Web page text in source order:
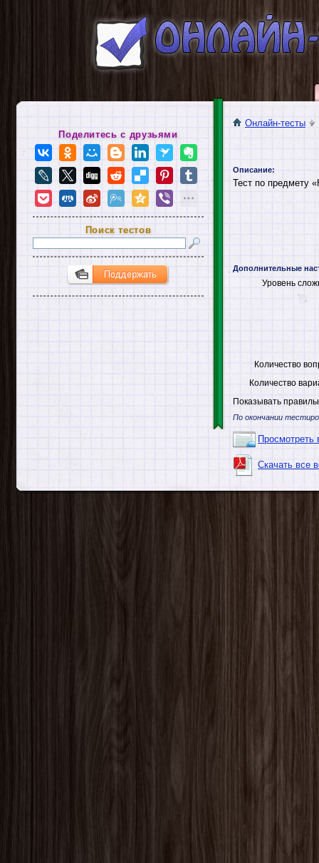
Онлайн-тесты
Описание:
Тест по предмету
Дополнительные
Уровень
Количество
Количество
Показывать
По окончании
Просмотреть
Скачать все
Поделитесь с друзьями
Поиск тестов